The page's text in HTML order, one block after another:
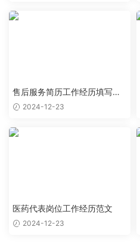
售后服务简历工作经历填写样
本 2024-12-23
医药代表岗位工作经历范文
2024-12-23